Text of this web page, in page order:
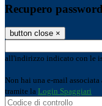
Recupero password
button close ×
all'indirizzo indicato con le
Non hai una e-mail
tramite la Login Spaggiari